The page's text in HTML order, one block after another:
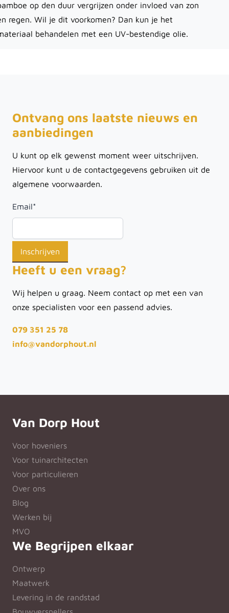
op den duur vergrijzen onder invloed van zon
regen. Wil je dit voorkomen? Dan kun je het
behandelen met een UV-bestendige olie.
Ontvang ons laatste nieuws en
aanbiedingen
U kunt op elk gewenst moment weer uitschrijven.
Hiervoor kunt u de contactgegevens gebruiken uit de
algemene voorwaarden.
Email*
Heeft u een vraag?
Wij helpen u graag. Neem contact op met een van
onze specialisten voor een passend advies.
079 351 25 78
info@vandorphout.nl
Van Dorp Hout
Voor hoveniers
Voor tuinarchitecten
Voor particulieren
Over ons
Blog
Werken bij
MVO
We Begrijpen elkaar
Ontwerp
Maatwerk
Levering in de randstad